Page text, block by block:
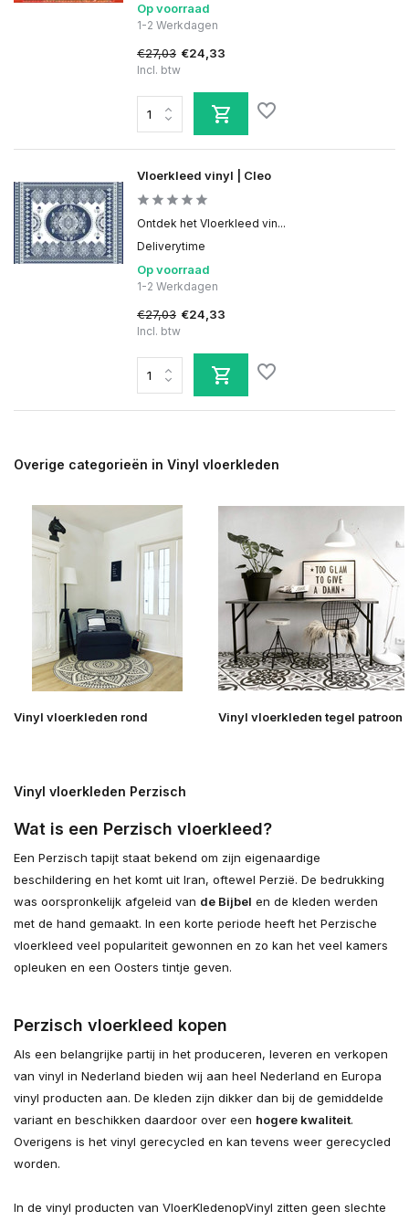
Op voorraad
1-2 Werkdagen
€27,03 €24,33
Incl. btw
Vloerkleed vinyl | Cleo
Ontdek het Vloerkleed vin...
Deliverytime
Op voorraad
1-2 Werkdagen
€27,03 €24,33
Incl. btw
Overige categorieën in Vinyl vloerkleden
Vinyl vloerkleden rond Vinyl vloerkleden tegel patroon
Vinyl vloerkleden Perzisch
Wat is een Perzisch vloerkleed?
Een Perzisch tapijt staat bekend om zijn eigenaardige
beschildering en het komt uit Iran, oftewel Perzië. De bedrukking
was oorspronkelijk afgeleid van de Bijbel en de kleden werden
met de hand gemaakt. In een korte periode heeft het Perzische
vloerkleed veel populariteit gewonnen en zo kan het veel kamers
opleuken en een Oosters tintje geven.
Perzisch vloerkleed kopen
Als een belangrijke partij in het produceren, leveren en verkopen
van vinyl in Nederland bieden wij aan heel Nederland en Europa
vinyl producten aan. De kleden zijn dikker dan bij de gemiddelde
variant en beschikken daardoor over een hogere kwaliteit.
Overigens is het vinyl gerecycled en kan tevens weer gerecycled
worden.
In de vinyl producten van VloerKledenopVinyl zitten geen slechte